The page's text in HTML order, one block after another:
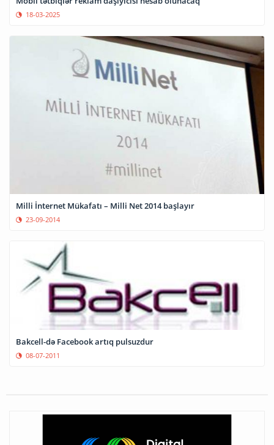
18-03-2025
Milli İnternet Mükafatı – Milli Net 2014 başlayır
23-09-2014
Bakcell-də Facebook artıq pulsuzdur
08-07-2011